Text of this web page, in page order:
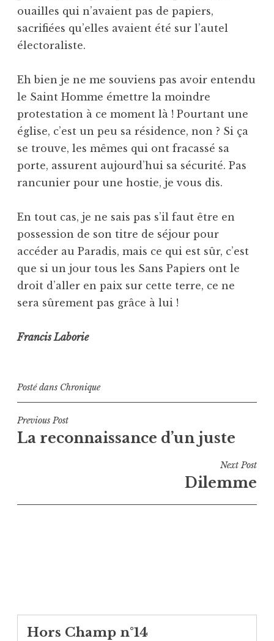
ouailles qui n’avaient pas de papiers,
sacrifiées qu’elles avaient été sur l’autel
électoraliste.
Eh bien je ne me souviens pas avoir entendu
le Saint Homme émettre la moindre
protestation à ce moment là ! Pourtant une
église, c’est un peu sa résidence, non ? Si ça
se trouve, les mêmes qui ont fracassé sa
porte, assurent aujourd’hui sa sécurité. Pas
rancunier pour une hostie, je vous dis.
En tout cas, je ne sais pas s’il faut être en
possession de son titre de séjour pour
accéder au Paradis, mais ce qui est sûr, c’est
que si un jour tous les Sans Papiers ont le
droit d’aller en paix sur cette terre, ce ne
sera sûrement pas grâce à lui !
Francis Laborie
Posté dans Chronique
Navigation
de
Previous Post
La reconnaissance d’un juste
Next Post
Dilemme
Hors Champ n°14